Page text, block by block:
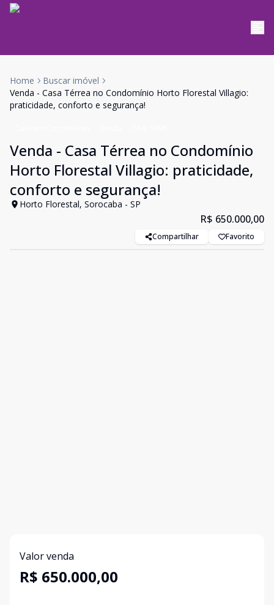
Home
Buscar imóvel
Venda - Casa Térrea no Condomínio Horto Florestal Villagio:
praticidade, conforto e segurança!
Venda - Casa Térrea no Condomínio
Horto Florestal Villagio: praticidade,
conforto e segurança!
Horto Florestal, Sorocaba - SP
R$ 650.000,00
Compartilhar Favorito
Valor venda
R$ 650.000,00